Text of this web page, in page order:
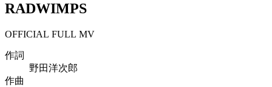
RADWIMPS
OFFICIAL FULL MV
作詞
野田洋次郎
作曲